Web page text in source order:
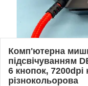
Комп'ютерна
підсвічуванням
6 кнопок, 7200dpi
різнокольорова